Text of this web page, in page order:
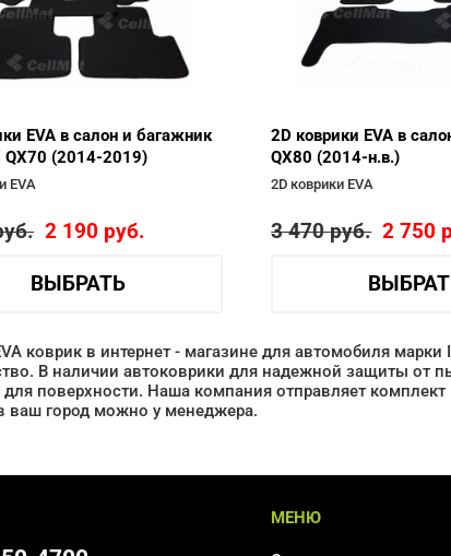
EVA в салон и багажник
QX70 (2014-2019)
EVA
2 190 руб.
ВЫБРАТЬ
2D коврики EVA в
QX80 (2014-н.в.)
2D коврики EVA
3 470руб. 2 750
коврик в интернет - магазине для автомобиля
В наличии автоковрики для надежной защиты от
для поверхности. Наша компания отправляет
ваш город можно у менеджера.
МЕНЮ